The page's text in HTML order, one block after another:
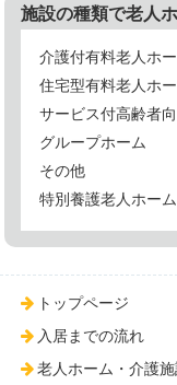
施設の種類で老人
介護付有料老人ホ
住宅型有料老人ホ
サービス付高齢者
グループホーム
その他
特別養護老人ホーム
トップページ
入居までの流れ
老人ホーム・介護